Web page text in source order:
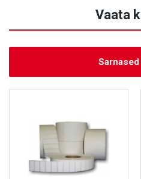
Vaata